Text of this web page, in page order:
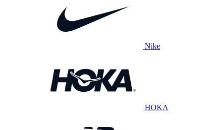
Nike
HOKA